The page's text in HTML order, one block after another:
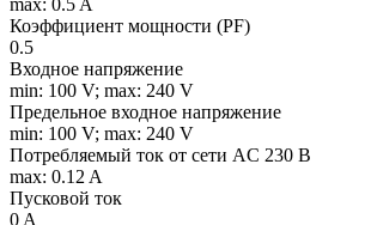
max: 0.5 A
Коэффициент мощности (PF)
0.5
Входное напряжение
min: 100 V; max: 240 V
Предельное входное напряжение
min: 100 V; max: 240 V
Потребляемый ток от сети AC 230 В
max: 0.12 A
Пусковой ток
0 A